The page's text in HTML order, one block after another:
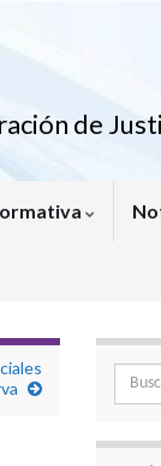
de
Search